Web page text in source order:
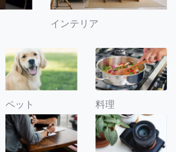
インテリア
ペット 料理